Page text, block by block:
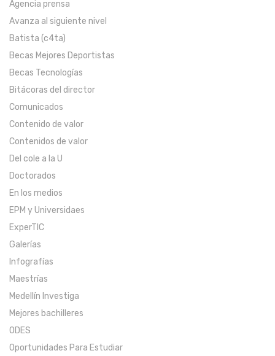
Agencia prensa
Avanza al siguiente nivel
Batista (c4ta)
Becas Mejores Deportistas
Becas Tecnologías
Bitácoras del director
Comunicados
Contenido de valor
Contenidos de valor
Del cole a la U
Doctorados
En los medios
EPM y Universidaes
ExperTIC
Galerías
Infografías
Maestrías
Medellín Investiga
Mejores bachilleres
ODES
Oportunidades Para Estudiar